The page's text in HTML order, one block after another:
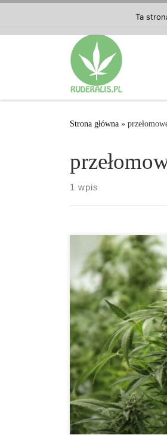
Strona główna »
1 wpis
Najbardziej innowacyjne
ostatnich latach
wyobrażenie o hodowli
wszystkim na
egzemplarzy oraz
znaczenie mają […]
Ta